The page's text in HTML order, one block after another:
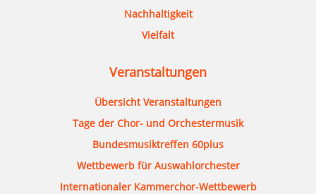
Nachhaltigkeit
Vielfalt
Veranstaltungen
Übersicht Veranstaltungen
Tage der Chor- und Orchestermusik
Bundesmusiktreffen 60plus
Wettbewerb für Auswahlorchester
Internationaler Kammerchor-Wettbewerb